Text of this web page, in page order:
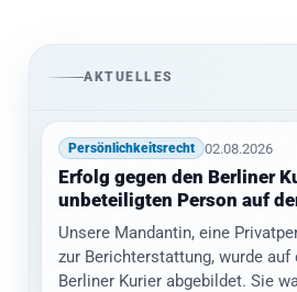
AKTUELLES
Persönlichkeitsrecht 02.08.2026
Erfolg gegen den Berliner
unbeteiligten Person auf
Unsere Mandantin, eine
zur Berichterstattung, wurde
Berliner Kurier abgebildet. Sie